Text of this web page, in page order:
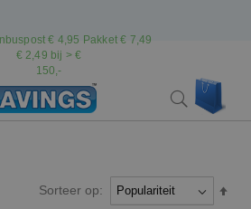
€ 4,95 Pakket € 7,49
€ 2,49 bij > €
150,-
Search
Sorteer op: